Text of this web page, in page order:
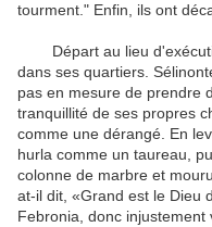
tourment." Enfin, ils ont
Départ au lieu
dans ses quartiers.
pas en mesure de prendre
tranquillité de ses propres
comme une dérangé. En
hurla comme un taureau,
colonne de marbre et
at-il dit, «Grand est le Dieu
Febronia, donc